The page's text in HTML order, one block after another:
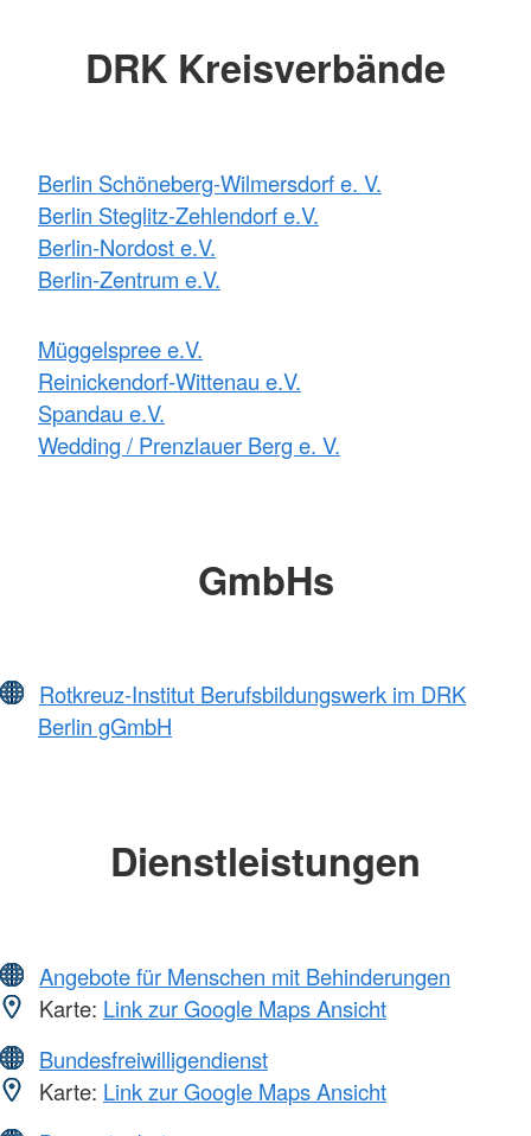
DRK Kreisverbände
Berlin Schöneberg-Wilmersdorf e. V.
Berlin Steglitz-Zehlendorf e.V.
Berlin-Nordost e.V.
Berlin-Zentrum e.V.
Müggelspree e.V.
Reinickendorf-Wittenau e.V.
Spandau e.V.
Wedding / Prenzlauer Berg e. V.
GmbHs
Rotkreuz-Institut Berufsbildungswerk im DRK
Berlin gGmbH
Dienstleistungen
Angebote für Menschen mit Behinderungen
Karte: Link zur Google Maps Ansicht
Bundesfreiwilligendienst
Karte: Link zur Google Maps Ansicht